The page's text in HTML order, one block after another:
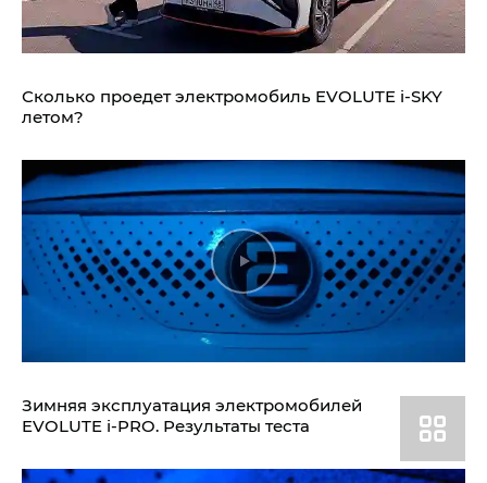
Сколько проедет электромобиль EVOLUTE i‑SKY
летом?
Зимняя эксплуатация электромобилей
EVOLUTE i‑PRO. Результаты теста